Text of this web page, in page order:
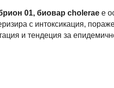
01, биовар cholerae е
с интоксикация,
и тендеция за